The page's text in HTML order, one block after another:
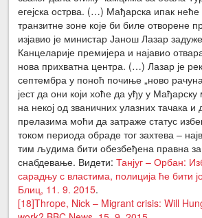
егејска острва. (…) Мађарска ипак
транзитне зоне које би биле отворене
изјавио је министар Јанош Лазар
Канцеларије премијера и најавио
нова прихватна центра. (…) Лазар је
септембра у поноћ почиње „ново
јест да они који хоће да уђу у Мађарску
на некој од званичних улазних тачака
прелазима моћи да затраже статус
током периода обраде тог захтева –
тим људима бити обезбеђена правна
снабдевање. Видети:Танјуг – Орбан:
сарадњу с властима, полиција ће бити
Блиц, 11. 9. 2015.
[18]Thrope, Nick – Migrant crisis: Will